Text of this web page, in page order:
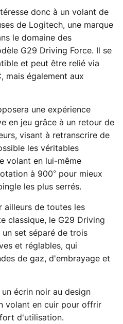
donc à un volant de
de Logitech, une marque
le domaine des
G29 Driving Force. Il se
et peut être relié via
mais également aux
une expérience
en jeu grâce à un retour de
visant à retranscrire de
les véritables
volant en lui-même
à 900° pour mieux
les plus serrés.
ailleurs de toutes les
classique, le G29 Driving
un set séparé de trois
et réglables, qui
de gaz, d'embrayage et
écrin noir au design
volant en cuir pour offrir
d'utilisation.